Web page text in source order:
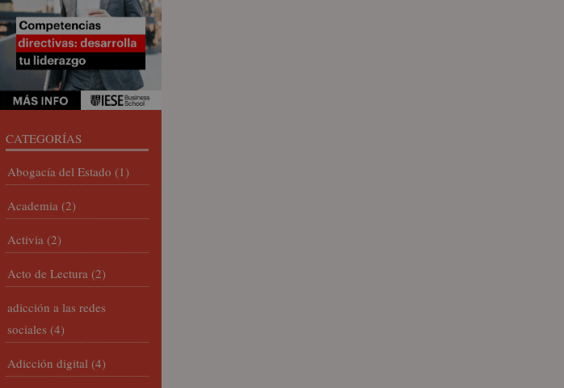
CATEGORÍAS
Abogacía del Estado (1)
Academia (2)
Activia (2)
Acto de Lectura (2)
adicción a las redes
sociales (4)
Adicción digital (4)